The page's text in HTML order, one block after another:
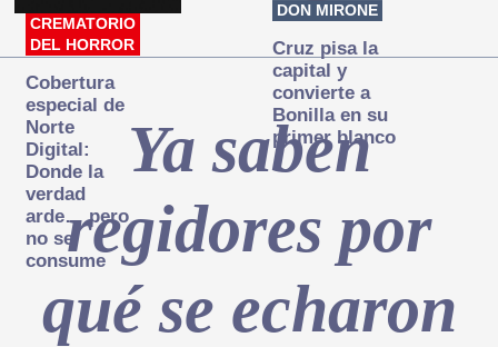
CREMATORIO
DEL HORROR
Cobertura
especial de
Norte
Digital:
Donde la
verdad
arde… pero
no se
consume
DON MIRONE
Cruz pisa la
capital y
convierte a
Bonilla en su
primer blanco
Ya saben
regidores por
qué se echaron